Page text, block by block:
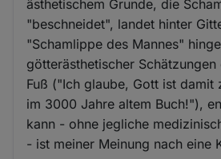
ästhetischem Grunde, die
"beschneidet", landet hinter
"Schamlippe des Mannes"
götterästhetischer Schätzungen
Fuß ("Ich glaube, Gott ist damit
im 3000 Jahre altem Buch!"),
kann - ohne jegliche
- ist meiner Meinung nach eine